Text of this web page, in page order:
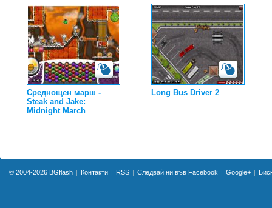
Среднощен марш -
Steak and Jake:
Midnight March
Long Bus Driver 2
© 2004-2026 BGflash Контакти RSS Следвай ни във Facebook Google+